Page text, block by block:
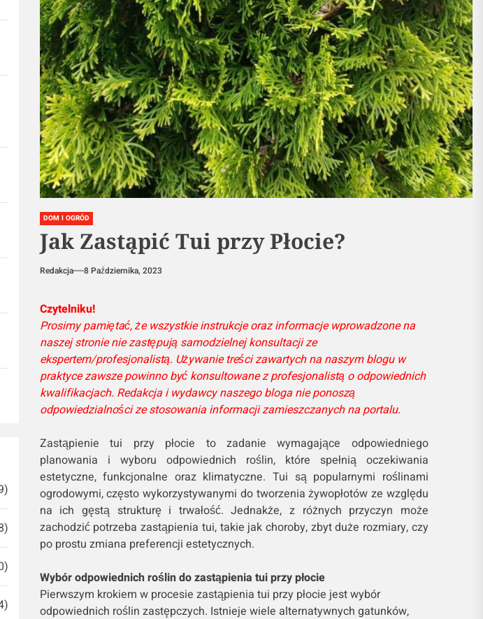
DOM I OGRÓD
Jak Zastąpić Tui przy Płocie?
Redakcja 8 Października, 2023
Czytelniku!
Prosimy pamiętać, że wszystkie instrukcje oraz informacje wprowadzone na
naszej stronie nie zastępują samodzielnej konsultacji ze
ekspertem/profesjonalistą. Używanie treści zawartych na naszym blogu w
praktyce zawsze powinno być konsultowane z profesjonalistą o odpowiednich
kwalifikacjach. Redakcja i wydawcy naszego bloga nie ponoszą
odpowiedzialności ze stosowania informacji zamieszczanych na portalu.
Zastąpienie tui przy płocie to zadanie wymagające odpowiedniego
planowania i wyboru odpowiednich roślin, które spełnią oczekiwania
estetyczne, funkcjonalne oraz klimatyczne. Tui są popularnymi roślinami
ogrodowymi, często wykorzystywanymi do tworzenia żywopłotów ze względu
na ich gęstą strukturę i trwałość. Jednakże, z różnych przyczyn może
zachodzić potrzeba zastąpienia tui, takie jak choroby, zbyt duże rozmiary, czy
po prostu zmiana preferencji estetycznych.
Wybór odpowiednich roślin do zastąpienia tui przy płocie
Pierwszym krokiem w procesie zastąpienia tui przy płocie jest wybór
odpowiednich roślin zastępczych. Istnieje wiele alternatywnych gatunków,